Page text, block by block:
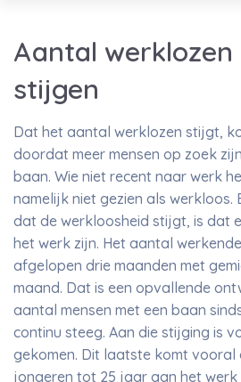
Aantal
stijgen
Dat het aantal werklozen stijgt,
doordat meer mensen op zoek
baan. Wie niet recent naar werk
namelijk niet gezien als werkloos.
dat de werkloosheid stijgt, is dat
het werk zijn. Het aantal
afgelopen drie maanden met
maand. Dat is een opvallende
aantal mensen met een baan
continu steeg. Aan die stijging is
gekomen. Dit laatste komt
jongeren tot 25 jaar aan het werk